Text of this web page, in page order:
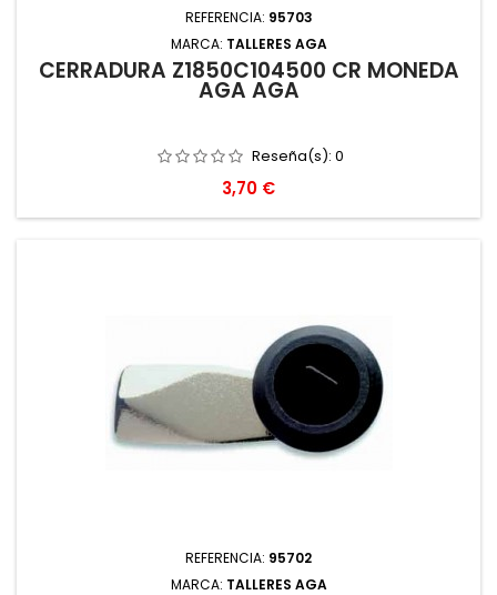
REFERENCIA: 95703
MARCA: TALLERES AGA
CERRADURA Z1850C104500 CR MONEDA
AGA AGA
Reseña(s): 0
Precio
3,70 €
REFERENCIA: 95702
MARCA: TALLERES AGA